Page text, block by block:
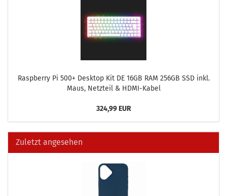
Raspber­ry Pi 500+ Desk­top Kit DE 16GB RAM 256GB SSD inkl.
Maus, Netz­teil & HDMI-​Kabel
324,99 EUR
Zuletzt angesehen